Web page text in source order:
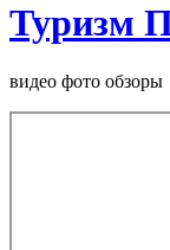
Туризм
видео фото обзоры